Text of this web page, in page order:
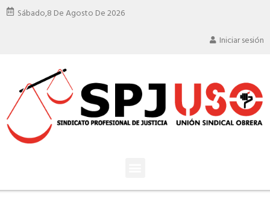
Sábado,8 De Agosto De 2026
Iniciar sesión